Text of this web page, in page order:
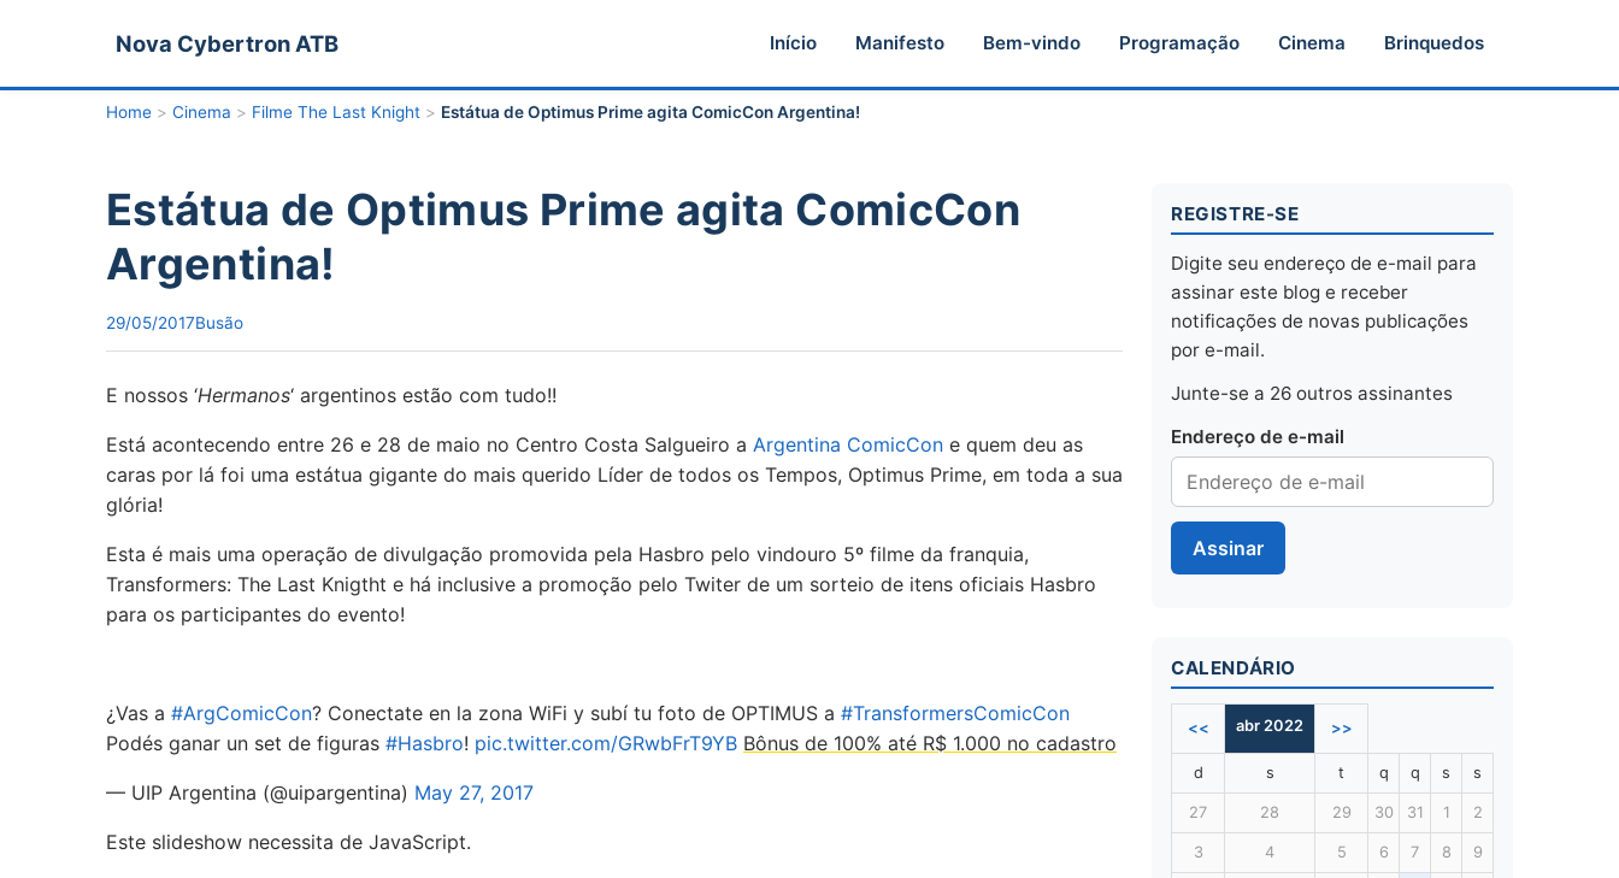
Nova Cybertron ATB Início Manifesto Bem-vindo Programação Cinema Brinquedos
Home > Cinema > Filme The Last Knight > Estátua de Optimus Prime agita ComicCon Argentina!
Estátua de Optimus Prime agita ComicCon
Argentina!
29/05/2017Busão
E nossos ‘Hermanos‘ argentinos estão com tudo!!
Está acontecendo entre 26 e 28 de maio no Centro Costa Salgueiro a Argentina ComicCon e quem deu as
caras por lá foi uma estátua gigante do mais querido Líder de todos os Tempos, Optimus Prime, em toda a sua
glória!
Esta é mais uma operação de divulgação promovida pela Hasbro pelo vindouro 5º filme da franquia,
Transformers: The Last Knigtht e há inclusive a promoção pelo Twiter de um sorteio de itens oficiais Hasbro
para os participantes do evento!
¿Vas a #ArgComicCon? Conectate en la zona WiFi y subí tu foto de OPTIMUS a #TransformersComicCon
Podés ganar un set de figuras #Hasbro! pic.twitter.com/GRwbFrT9YB Bônus de 100% até R$ 1.000 no cadastro
— UIP Argentina (@uipargentina) May 27, 2017
Este slideshow necessita de JavaScript.
REGISTRE-SE
Digite seu endereço de e-mail para
assinar este blog e receber
notificações de novas publicações
por e-mail.
Junte-se a 26 outros assinantes
Endereço de e-mail
Assinar
CALENDÁRIO
<< abr 2022 >>
d s t q q s s
27 28 29 30 31 1 2
3 4 5 6 7 8 9